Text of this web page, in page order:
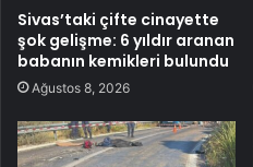
Sivas’taki çifte cinayette
şok gelişme: 6 yıldır aranan
babanın kemikleri bulundu
Ağustos 8, 2026